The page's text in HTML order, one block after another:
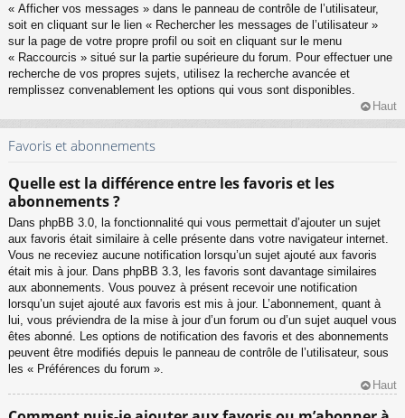
« Afficher vos messages » dans le panneau de contrôle de l’utilisateur,
soit en cliquant sur le lien « Rechercher les messages de l’utilisateur »
sur la page de votre propre profil ou soit en cliquant sur le menu
« Raccourcis » situé sur la partie supérieure du forum. Pour effectuer une
recherche de vos propres sujets, utilisez la recherche avancée et
remplissez convenablement les options qui vous sont disponibles.
Haut
Favoris et abonnements
Quelle est la différence entre les favoris et les
abonnements ?
Dans phpBB 3.0, la fonctionnalité qui vous permettait d’ajouter un sujet
aux favoris était similaire à celle présente dans votre navigateur internet.
Vous ne receviez aucune notification lorsqu’un sujet ajouté aux favoris
était mis à jour. Dans phpBB 3.3, les favoris sont davantage similaires
aux abonnements. Vous pouvez à présent recevoir une notification
lorsqu’un sujet ajouté aux favoris est mis à jour. L’abonnement, quant à
lui, vous préviendra de la mise à jour d’un forum ou d’un sujet auquel vous
êtes abonné. Les options de notification des favoris et des abonnements
peuvent être modifiés depuis le panneau de contrôle de l’utilisateur, sous
les « Préférences du forum ».
Haut